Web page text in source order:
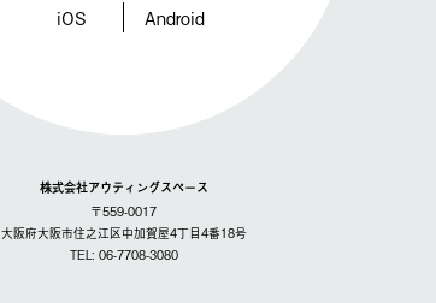
iOS Android
株式会社アウティングスペース
〒559-0017
大阪府大阪市住之江区中加賀屋4丁目4番18号
TEL: 06-7708-3080